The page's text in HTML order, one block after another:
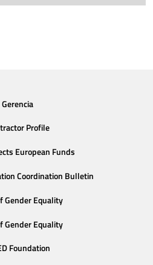
Gerencia
Profile
European Funds
Coordination Bulletin
Gender Equality
Gender Equality
Foundation